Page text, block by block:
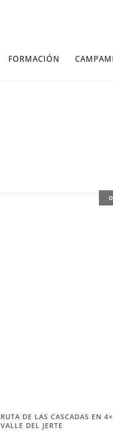
FORMACIÓN
RUTA DE LAS CASCADAS EN
VALLE DEL JERTE